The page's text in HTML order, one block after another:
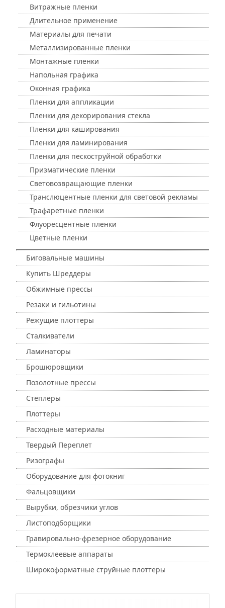
Витражные пленки
Длительное применение
Материалы для печати
Металлизированные пленки
Монтажные пленки
Напольная графика
Оконная графика
Пленки для аппликации
Пленки для декорирования стекла
Пленки для каширования
Пленки для ламинирования
Пленки для пескоструйной обработки
Призматические пленки
Световозвращающие пленки
Транслюцентные пленки для световой рекламы
Трафаретные пленки
Флуоресцентные пленки
Цветные пленки
Биговальные машины
Купить Шреддеры
Обжимные прессы
Резаки и гильотины
Режущие плоттеры
Сталкиватели
Ламинаторы
Брошюровщики
Позолотные прессы
Степлеры
Плоттеры
Расходные материалы
Твердый Переплет
Ризографы
Оборудование для фотокниг
Фальцовщики
Вырубки, обрезчики углов
Листоподборщики
Гравировально-фрезерное оборудование
Термоклеевые аппараты
Широкоформатные струйные плоттеры